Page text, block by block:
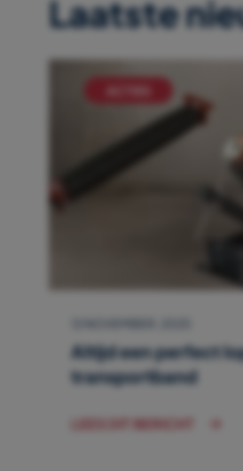
Laatste
Altijd een perfect
transportband
LEES DIT BERICHT